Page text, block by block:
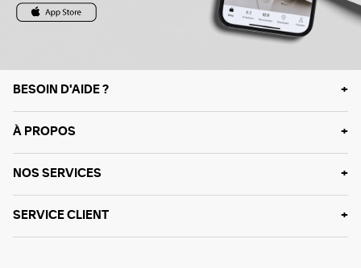
BESOIN D'AIDE ?
À PROPOS
NOS SERVICES
SERVICE CLIENT